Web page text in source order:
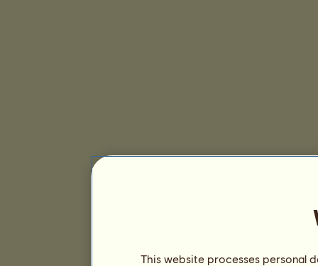
This website processes personal